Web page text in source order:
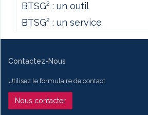
BTSG² : un outil
BTSG² : un service
Contactez-Nous
Utilisez le formulaire de contact
Nous contacter